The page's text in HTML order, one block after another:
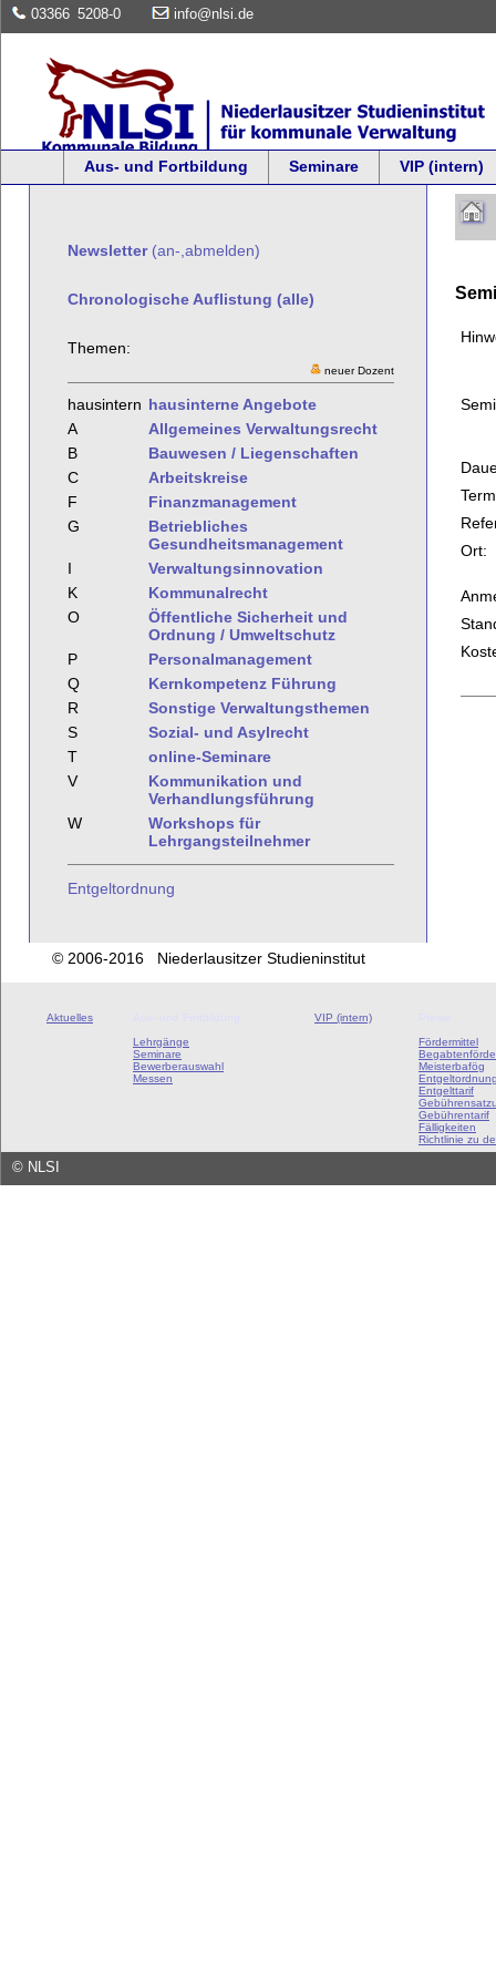
03366 5208-0 info@nlsi.de
Aus- und Fortbildung Seminare VIP (intern)
Newsletter(an-,abmelden)
Chronologische Auflistung (alle)
Themen:
neuer Dozent
hausintern hausinterne Angebote
A
Allgemeines Verwaltungsrecht
B
Bauwesen / Liegenschaften
C
Arbeitskreise
F
Finanzmanagement
G
Betriebliches
Gesundheitsmanagement
I
Verwaltungsinnovation
K
Kommunalrecht
O
Öffentliche Sicherheit und
Ordnung / Umweltschutz
P
Personalmanagement
Q
Kernkompetenz Führung
R
Sonstige Verwaltungsthemen
S
Sozial- und Asylrecht
T
online-Seminare
V
Kommunikation und
Verhandlungsführung
W
Workshops für
Lehrgangsteilnehmer
Entgeltordnung
Ort:
© 2006-2016 Niederlausitzer Studieninstitut
Aktuelles
Lehrgänge
Seminare
Bewerberauswahl
Messen
VIP (intern)
Fördermittel
Meisterbafög
Entgelttarif
Gebührentarif
Fälligkeiten
Richtlinie zu
© NLSI